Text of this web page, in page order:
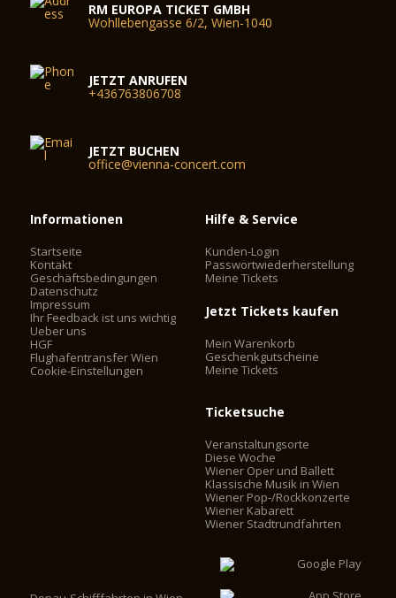
RM EUROPA TICKET GMBH
Wohllebengasse 6/2, Wien-1040
JETZT ANRUFEN
+436763806708
JETZT BUCHEN
office@vienna-concert.com
Informationen
Startseite
Kontakt
Geschäftsbedingungen
Datenschutz
Impressum
Ihr Feedback ist uns wichtig
Ueber uns
HGF
Flughafentransfer Wien
Cookie-Einstellungen
Hilfe & Service
Kunden-Login
Passwortwiederherstellung
Meine Tickets
Jetzt Tickets kaufen
Mein Warenkorb
Geschenkgutscheine
Meine Tickets
Ticketsuche
Veranstaltungsorte
Diese Woche
Wiener Oper und Ballett
Klassische Musik in Wien
Wiener Pop-/Rockkonzerte
Wiener Kabarett
Wiener Stadtrundfahrten